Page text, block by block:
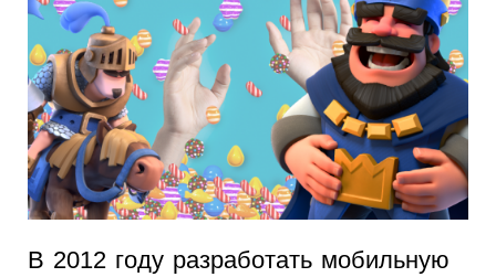
В 2012 году разработать мобильную